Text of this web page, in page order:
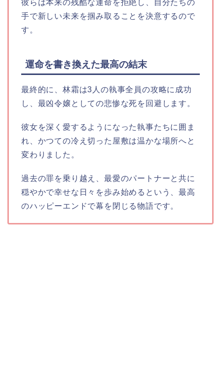
彼らは本来の残酷な運命を拒絶し、自分たちの
手で新しい未来を掴み取ることを決意するので
す。
運命を書き換えた最高の結末
最終的に、林霜は3人の執事全員の攻略に成功
し、最凶令嬢としての悲惨な死を回避します。
彼女を深く愛するようになった執事たちに囲ま
れ、かつての冷え切った屋敷は温かな場所へと
変わりました。
過去の罪を乗り越え、最愛のパートナーと共に
穏やかで幸せな日々を歩み始めるという、最高
のハッピーエンドで幕を閉じる物語です。